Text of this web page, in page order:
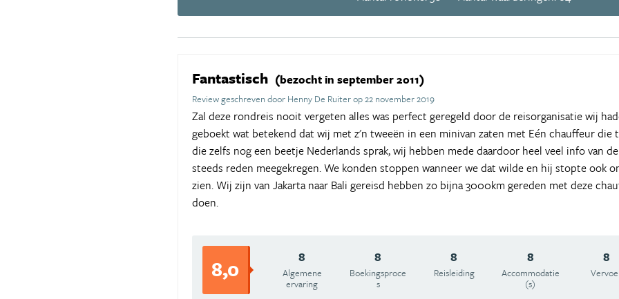
Fantastisch (bezocht in september 2011)
Review geschreven door Henny De Ruiter op 22 november 2019
Zal deze rondreis nooit vergeten alles was perfect geregeld door de reisorganisatie wij
geboekt wat betekend dat wij met z'n tweeën in een minivan zaten met Eén chauffeur die
die zelfs nog een beetje Nederlands sprak, wij hebben mede daardoor heel veel info van
steeds reden meegekregen. We konden stoppen wanneer we dat wilde en hij stopte ook
zien. Wij zijn van Jakarta naar Bali gereisd hebben zo bijna 3000km gereden met deze
doen.
8,0 8
Algemene
ervaring
8
Boekingsproce
s
8
Reisleiding
8
Accommodatie
(s)
8